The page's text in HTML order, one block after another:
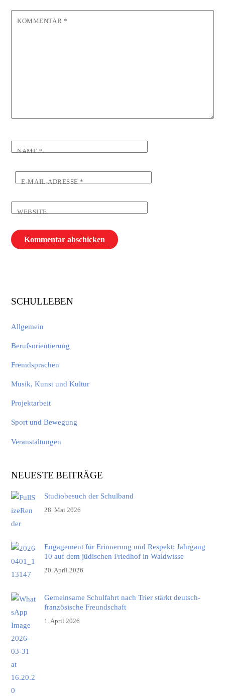
KOMMENTAR *
NAME*
E-MAIL-ADRESSE*
WEBSITE
SCHULLEBEN
Allgemein
Berufsorientierung
Fremdsprachen
Musik, Kunst und Kultur
Projektarbeit
Sport und Bewegung
Veranstaltungen
NEUESTE BEITRÄGE
Studiobesuch der Schulband
28. Mai 2026
Engagement für Erinnerung und Respekt: Jahrgang
10 auf dem jüdischen Friedhof in Waldwisse
20. April 2026
Gemeinsame Schulfahrt nach Trier stärkt deutsch-
französische Freundschaft
1. April 2026